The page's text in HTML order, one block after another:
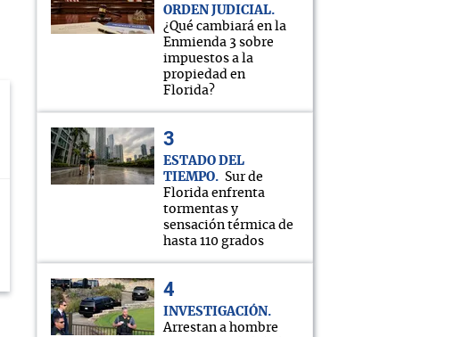
ORDEN JUDICIAL
¿Qué cambiará en la
Enmienda 3 sobre
impuestos a la
propiedad en
Florida?
ESTADO DEL
TIEMPO
Sur de
Florida enfrenta
tormentas y
sensación térmica de
hasta 110 grados
INVESTIGACIÓN
Arrestan a hombre